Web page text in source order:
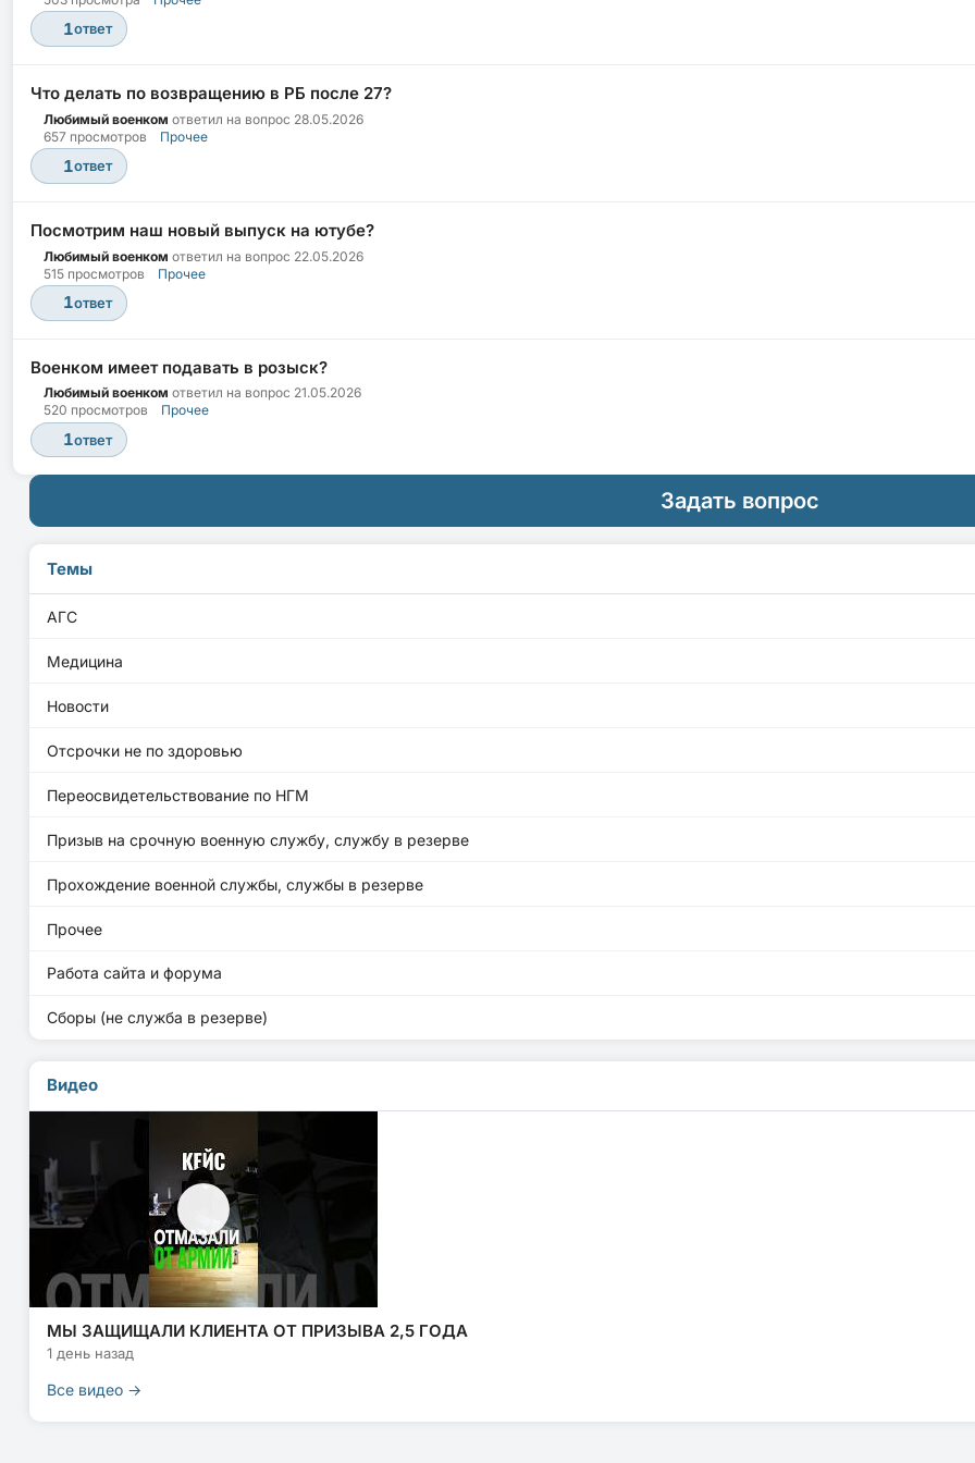
1ответ
Что делать по возвращению в РБ после 27?
Любимый военком ответил на вопрос 28.05.2026
657 просмотров
Прочее
1ответ
Посмотрим наш новый выпуск на ютубе?
Любимый военком ответил на вопрос 22.05.2026
515 просмотров
Прочее
1ответ
Военком имеет подавать в розыск?
Любимый военком ответил на вопрос 21.05.2026
520 просмотров
Прочее
1ответ
Задать вопрос
Темы
АГС
Медицина
Новости
Отсрочки не по здоровью
Переосвидетельствование по НГМ
Призыв на срочную военную службу, службу в резерве
Прохождение военной службы, службы в резерве
Прочее
Работа сайта и форума
Сборы (не служба в резерве)
Видео
МЫ ЗАЩИЩАЛИ КЛИЕНТА ОТ ПРИЗЫВА 2,5 ГОДА
1 день назад
Все видео →